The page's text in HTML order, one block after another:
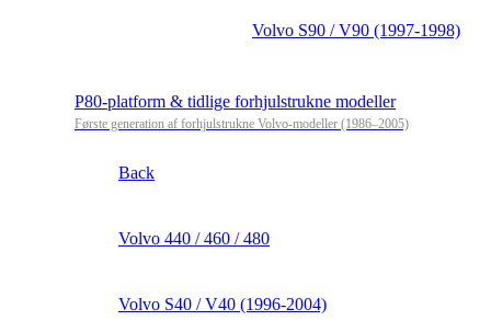
Volvo S90 / V90 (1997-1998)
P80-platform & tidlige forhjulstrukne modeller
Første generation af forhjulstrukne Volvo-modeller (1986–2005)
Back
Volvo 440 / 460 / 480
Volvo S40 / V40 (1996-2004)